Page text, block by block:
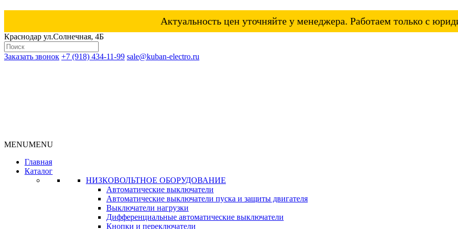
Актуальность цен уточняйте у менеджера. Работаем только с
Краснодар ул.Солнечная, 4Б
Заказать звонок +7 (918) 434-11-99 sale@kuban-electro.ru
MENUMENU
Главная
Каталог
НИЗКОВОЛЬТНОЕ ОБОРУДОВАНИЕ
Автоматические выключатели
Автоматические выключатели пуска и защиты двигателя
Выключатели нагрузки
Дифференциальные автоматические выключатели
Кнопки и переключатели